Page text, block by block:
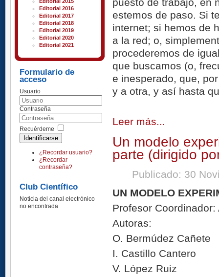
Editorial 2016
Editorial 2017
Editorial 2018
Editorial 2019
Editorial 2020
Editorial 2021
Formulario de
acceso
Usuario
Contraseña
Recuérdeme
Identificarse
¿Recordar usuario?
¿Recordar
contraseña?
Club Científico
Noticia del canal electrónico
no encontrada
estemos de paso. Si
internet; si hemos de
a la red; o,
procederemos de
que buscamos (o,
e inesperado, que,
y a otra, y así hasta
Leer más...
Un modelo
parte (dirigido
Publicado: 30
UN MODELO
Profesor
Autoras:
O. Bermúdez Cañete
I. Castillo Cantero
V. López Ruiz